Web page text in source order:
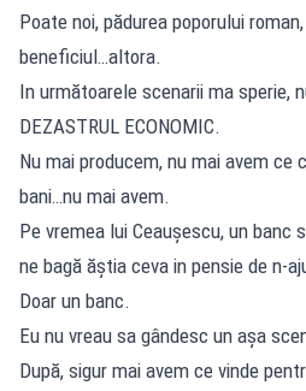
Poate noi, pădurea poporului
beneficiul…altora.
In următoarele scenarii ma sperie,
DEZASTRUL ECONOMIC.
Nu mai producem, nu mai avem ce
bani…nu mai avem.
Pe vremea lui Ceaușescu, un banc
ne bagă ăștia ceva in pensie de n-
Doar un banc.
Eu nu vreau sa gândesc un așa
După, sigur mai avem ce vinde